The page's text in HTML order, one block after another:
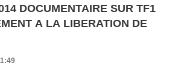
DOCUMENTAIRE SUR TF1
A LA LIBERATION DE